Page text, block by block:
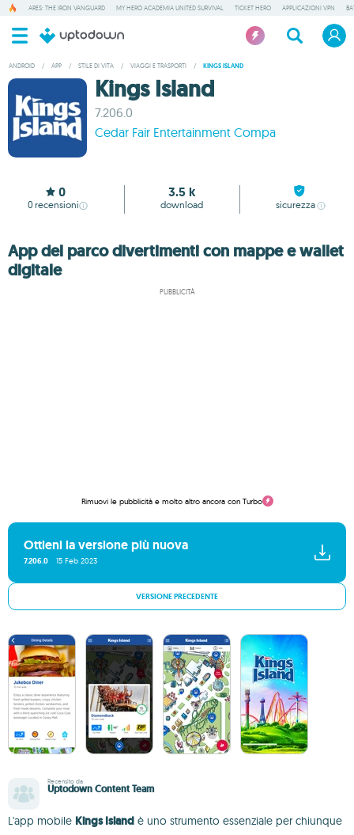
ARES: THE IRON VANGUARD MY HERO ACADEMIA UNITED SURVIVAL TICKET HERO APPLICAZIONI VPN
ANDROID / APP / STILE DI VITA / VIAGGI E TRASPORTI / KINGS ISLAND
Kings Island
7.206.0
Cedar Fair Entertainment Compa
0
0 recensioni
3.5 k
download sicurezza
App del parco divertimenti con mappe e wallet
digitale
PUBBLICITÀ
Rimuovi le pubblicità e molto altro ancora con Turbo
Ottieni la versione più nuova
7.206.0 15 Feb 2023
VERSIONE PRECEDENTE
Recensito da
Uptodown Content Team
L'app mobile Kings Island è uno strumento essenziale per chiunque